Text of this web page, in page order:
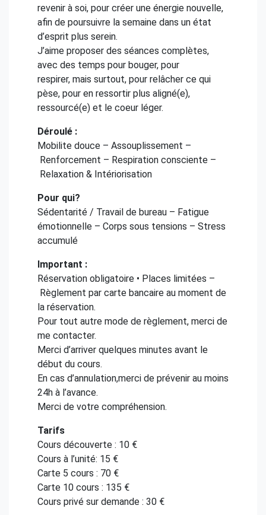
revenir à soi, pour créer une énergie nouvelle,
afin de poursuivre la semaine dans un état
d’esprit plus serein.
J’aime proposer des séances complètes,
avec des temps pour bouger, pour
respirer, mais surtout, pour relâcher ce qui
pèse, pour en ressortir plus aligné(e),
ressourcé(e) et le coeur léger.
Déroulé :
Mobilite douce – Assouplissement –
Renforcement – Respiration consciente –
Relaxation & Intériorisation
Pour qui?
Sédentarité / Travail de bureau – Fatigue
émotionnelle – Corps sous tensions – Stress
accumulé
Important :
Réservation obligatoire • Places limitées –
Règlement par carte bancaire au moment de
la réservation.
Pour tout autre mode de règlement, merci de
me contacter.
Merci d’arriver quelques minutes avant le
début du cours.
En cas d’annulation,merci de prévenir au moins
24h à l’avance.
Merci de votre compréhension.
Tarifs
Cours découverte : 10 €
Cours à l’unité: 15 €
Carte 5 cours : 70 €
Carte 10 cours : 135 €
Cours privé sur demande : 30 €